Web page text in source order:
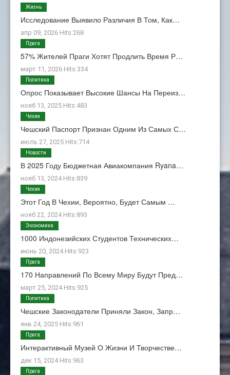
Исследование Выявило Различия В Том, Как…
апр 09, 2026 Hits:268
Жизнь
57% Жителей Праги Хотят Продлить Время Р…
март 11, 2026 Hits:334
Прага
Опрос Показывает Высокие Шансы На Переиз…
нояб 13, 2025 Hits:483
Политика
Чешский Паспорт Признан Одним Из Самых С…
июль 27, 2025 Hits:714
Чехия
В 2025 Году Бюджетная Авиакомпания Ryana…
нояб 13, 2024 Hits:839
Новости
Этот Год В Чехии, Вероятно, Будет Самым …
нояб 22, 2024 Hits:893
Чехия
1000 Индонезийских Студентов Технических…
июнь 20, 2024 Hits:923
Экономика
170 Направлений По Всему Миру Будут Пред…
март 25, 2024 Hits:925
Прага
Чешские Законодатели Приняли Закон, Запр…
янв 24, 2025 Hits:961
Политика
Интерактивный Музей О Жизни И Творчестве…
дек 15, 2024 Hits:963
Прага
Прага